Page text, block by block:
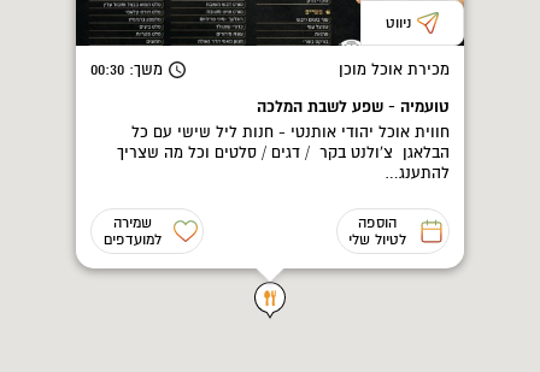
ניווט
מכירת אוכל מוכן משך: 00:30
טועמיה - שפע לשבת המלכה
חווית אוכל יהודי אותנטי - חנות ליל שישי עם כל
הבלאגן צ'ולנט בקר / דגים / סלטים וכל מה שצריך
להתענג…
הוספה
לטיול שלי
שמירה
למועדפים